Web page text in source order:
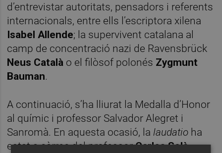
d’entrevistar autoritats, pensadors i referents
internacionals, entre ells l’escriptora xilena
Isabel Allende; la supervivent catalana al
camp de concentració nazi de Ravensbrück
Neus Català o el filòsof polonés Zygmunt
Bauman.
A continuació, s’ha lliurat la Medalla d’Honor
al químic i professor Salvador Alegret i
Sanromà. En aquesta ocasió, lalaudatio ha
estat a càrrec del professorCarles Solà,